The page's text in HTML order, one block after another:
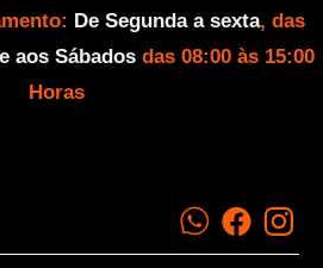
De Segunda a sexta, das
e aos Sábados das 08:00 às 15:00
Horas